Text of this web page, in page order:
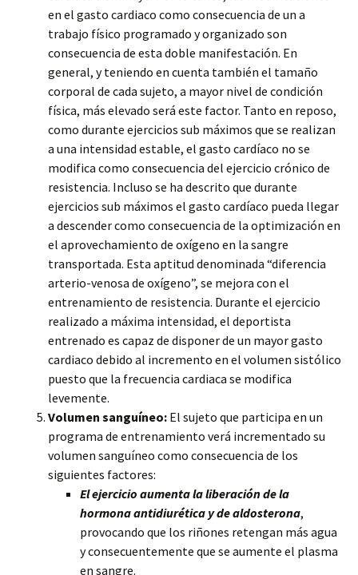
en el gasto cardiaco como consecuencia de un a
trabajo físico programado y organizado son
consecuencia de esta doble manifestación. En
general, y teniendo en cuenta también el tamaño
corporal de cada sujeto, a mayor nivel de condición
física, más elevado será este factor. Tanto en reposo,
como durante ejercicios sub máximos que se realizan
a una intensidad estable, el gasto cardíaco no se
modifica como consecuencia del ejercicio crónico de
resistencia. Incluso se ha descrito que durante
ejercicios sub máximos el gasto cardíaco pueda llegar
a descender como consecuencia de la optimización en
el aprovechamiento de oxígeno en la sangre
transportada. Esta aptitud denominada “diferencia
arterio-venosa de oxígeno”, se mejora con el
entrenamiento de resistencia. Durante el ejercicio
realizado a máxima intensidad, el deportista
entrenado es capaz de disponer de un mayor gasto
cardiaco debido al incremento en el volumen sistólico
puesto que la frecuencia cardiaca se modifica
levemente.
Volumen sanguíneo: El sujeto que participa en un
programa de entrenamiento verá incrementado su
volumen sanguíneo como consecuencia de los
siguientes factores:
El ejercicio aumenta la liberación de la
hormona antidiurética y de aldosterona,
provocando que los riñones retengan más agua
y consecuentemente que se aumente el plasma
en sangre.